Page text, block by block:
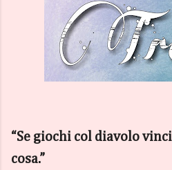
“Se giochi col diavolo
cosa.”